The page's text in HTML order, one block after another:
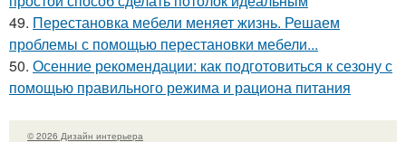
49. Перестановка мебели меняет жизнь. Решаем
проблемы с помощью перестановки мебели...
50. Осенние рекомендации: как подготовиться к сезону с
помощью правильного режима и рациона питания
© 2026 Дизайн интерьера